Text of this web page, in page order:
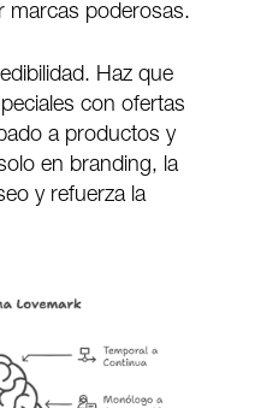
marcas poderosas.
Haz que
con ofertas
a productos y
en branding, la
y refuerza la